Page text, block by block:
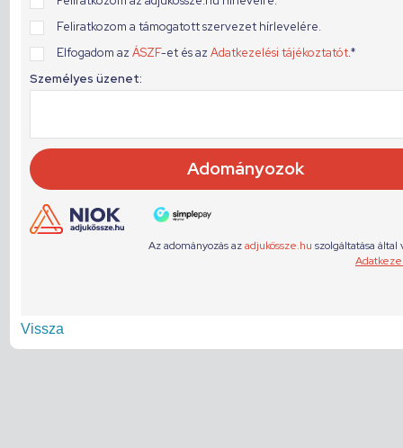
Vissza